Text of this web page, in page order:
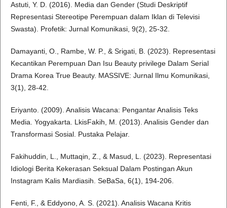
Astuti, Y. D. (2016). Media dan Gender (Studi Deskriptif
Representasi Stereotipe Perempuan dalam Iklan di Televisi
Swasta). Profetik: Jurnal Komunikasi, 9(2), 25-32.
Damayanti, O., Rambe, W. P., & Srigati, B. (2023). Representasi
Kecantikan Perempuan Dan Isu Beauty privilege Dalam Serial
Drama Korea True Beauty. MASSIVE: Jurnal Ilmu Komunikasi,
3(1), 28-42.
Eriyanto. (2009). Analisis Wacana: Pengantar Analisis Teks
Media. Yogyakarta. LkisFakih, M. (2013). Analisis Gender dan
Transformasi Sosial. Pustaka Pelajar.
Fakihuddin, L., Muttaqin, Z., & Masud, L. (2023). Representasi
Idiologi Berita Kekerasan Seksual Dalam Postingan Akun
Instagram Kalis Mardiasih. SeBaSa, 6(1), 194-206.
Fenti, F., & Eddyono, A. S. (2021). Analisis Wacana Kritis